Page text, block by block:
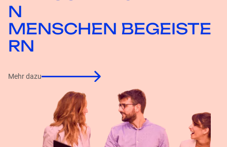
N
MENSCHEN BEGEISTE
RN
Mehr dazu